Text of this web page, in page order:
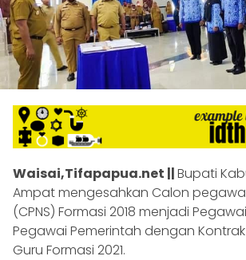
Waisai,Tifapapua.net ||Bupati
Ampat mengesahkan Calon pegawai
(CPNS) Formasi 2018 menjadi
Pegawai Pemerintah dengan Kontrak
Guru Formasi 2021.